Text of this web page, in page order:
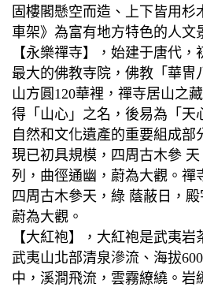
固樓閣懸空而造、上下皆用杉
車架》為富有地方特色的人文
【永樂禪寺】，始建于唐代
最大的佛教寺院，佛教「華冑
山方圓120華裡，禪寺居山之
得「山心」之名，後易為「天
自然和文化遺產的重要組成部
現已初具規模，四周古木參
列，曲徑通幽，蔚為大觀。禪
四周古木參天，綠 蔭蔽日，殿
蔚為大觀。
【大紅袍】，大紅袍是武夷
武夷山北部清泉滲流、海拔
中，溪澗飛流，雲霧繚繞。岩